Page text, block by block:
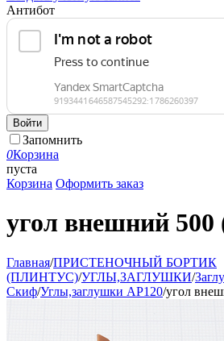
Антибот
Войти
Запомнить
0Корзина
пуста
Корзина Оформить заказ
угол внешний 500
Главная/ПРИСТЕНОЧНЫЙ БОРТИК
(ПЛИНТУС)/УГЛЫ,ЗАГЛУШКИ/
Скиф/Углы,заглушки АР120/угол